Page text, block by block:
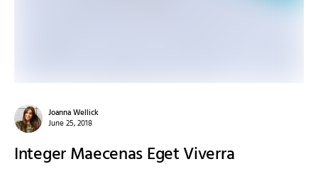
Joanna Wellick
June 25, 2018
Integer Maecenas Eget Viverra